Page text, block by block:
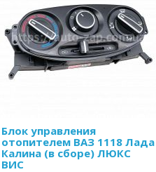
Блок управления
отопителем ВАЗ 1118 Лада
Калина (в сборе) ЛЮКС
ВИС